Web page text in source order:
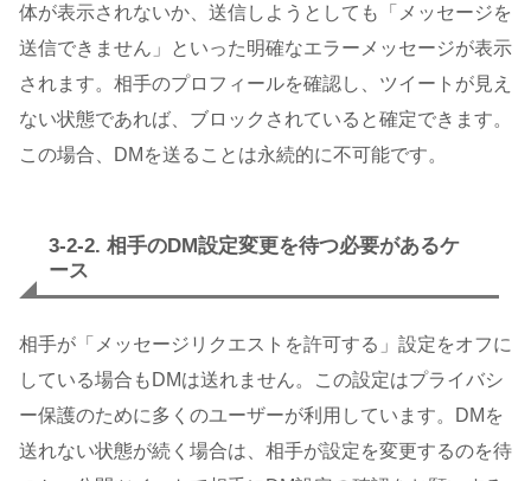
体が表示されないか、送信しようとしても「メッセージを
送信できません」といった明確なエラーメッセージが表示
されます。相手のプロフィールを確認し、ツイートが見え
ない状態であれば、ブロックされていると確定できます。
この場合、DMを送ることは永続的に不可能です。
3-2-2. 相手のDM設定変更を待つ必要があるケ
ース
相手が「メッセージリクエストを許可する」設定をオフに
している場合もDMは送れません。この設定はプライバシ
ー保護のために多くのユーザーが利用しています。DMを
送れない状態が続く場合は、相手が設定を変更するのを待